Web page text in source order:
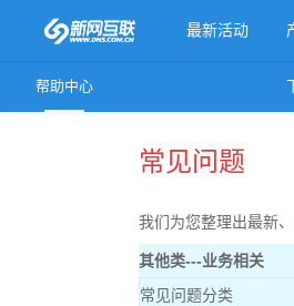
最新活动
更多产品
帮助中心
常见问题
我们为您整理出最新
其他类---业务相关
常见问题分类